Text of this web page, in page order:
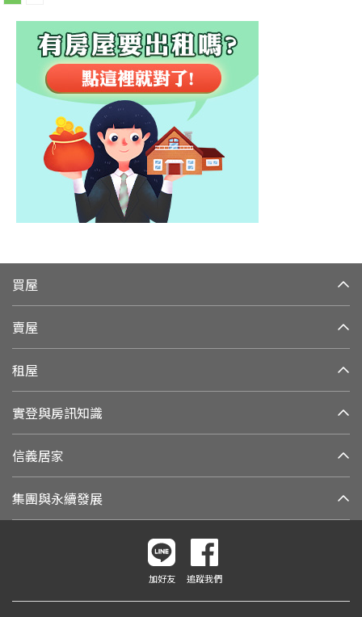
買屋
賣屋
租屋
實登與房訊知識
信義居家
集團與永續發展
加好友 追蹤我們